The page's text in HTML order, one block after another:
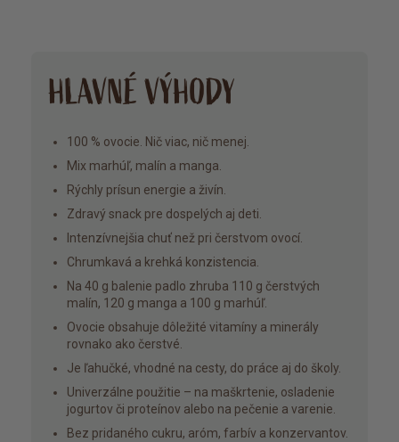
HLAVNÉ VÝHODY
100 % ovocie. Nič viac, nič menej.
Mix marhúľ, malín a manga.
Rýchly prísun energie a živín.
Zdravý snack pre dospelých aj deti.
Intenzívnejšia chuť než pri čerstvom ovocí.
Chrumkavá a krehká konzistencia.
Na 40 g balenie padlo zhruba 110 g čerstvých
malín, 120 g manga a 100 g marhúľ.
Ovocie obsahuje dôležité vitamíny a minerály
rovnako ako čerstvé.
Je ľahučké, vhodné na cesty, do práce aj do školy.
Univerzálne použitie – na maškrtenie, osladenie
jogurtov či proteínov alebo na pečenie a varenie.
Bez pridaného cukru, aróm, farbív a konzervantov.